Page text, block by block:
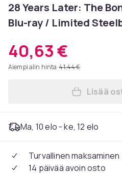
28 Years Later: The
Blu-ray / Limited
40,63 €
Aiempi alin hinta 41,44 €
Lisää
Ma, 10 elo - ke, 12 elo
Turvallinen maksaminen
14 päivää avoin osto